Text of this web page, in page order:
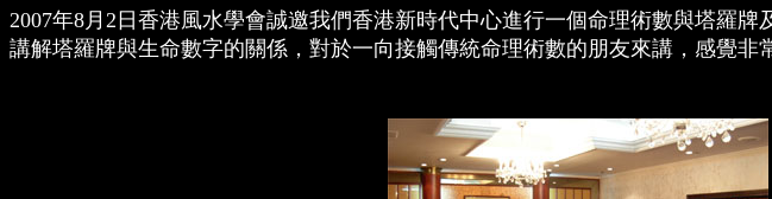
2007年8月2日香港風水學會誠邀我們香港新時代中心進行一個命理術數與塔羅
講解塔羅牌與生命數字的關係，對於一向接觸傳統命理術數的朋友來講，感覺非